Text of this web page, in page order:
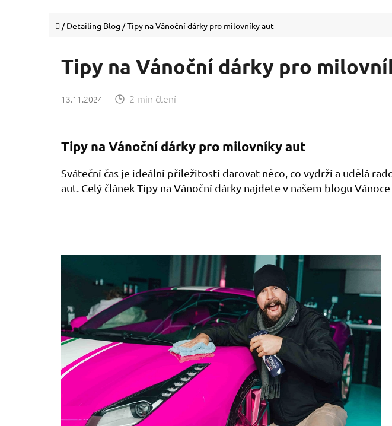
Domů
/ Detailing Blog /Tipy na Vánoční dárky pro milovníky aut
Tipy na Vánoční dárky pro
13.11.2024 2 min čtení
Tipy na Vánoční dárky pro milovníky aut
Sváteční čas je ideální příležitostí darovat něco, co vydrží a udělá
aut. Celý článek Tipy na Vánoční dárky najdete v našem blogu Vánoce